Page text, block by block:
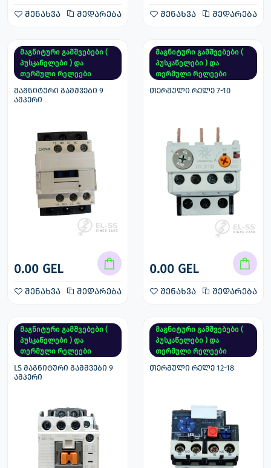
შენახვა შედარება შენახვა შედარება
მაგნიტური გამშვებები (
პუსკაწელები ) და
თერმული რელეები
მაგნიტური გამშვები 9
ამპერი
0.00 GEL
შენახვა შედარება
მაგნიტური გამშვებები (
პუსკაწელები ) და
თერმული რელეები
თერმული რელე 7-10
0.00 GEL
შენახვა შედარება
მაგნიტური გამშვებები (
პუსკაწელები ) და
თერმული რელეები
LS მაგნიტური გამშვები 9
ამპერი
მაგნიტური გამშვებები (
პუსკაწელები ) და
თერმული რელეები
თერმული რელე 12-18